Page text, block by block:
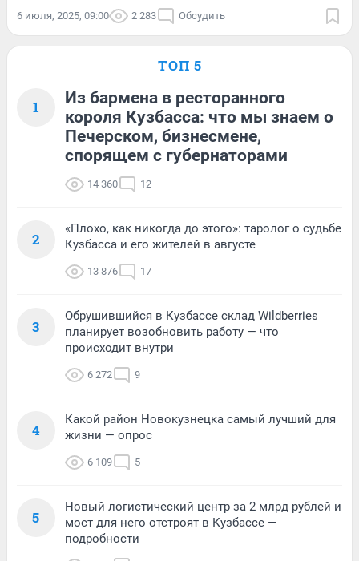
6 июля, 2025, 09:00 2 283 Обсудить
ТОП 5
1
Из бармена в ресторанного
короля Кузбасса: что мы знаем о
Печерском, бизнесмене,
спорящем с губернаторами
14 360 12
2
«Плохо, как никогда до этого»: таролог о судьбе
Кузбасса и его жителей в августе
13 876 17
3
Обрушившийся в Кузбассе склад Wildberries
планирует возобновить работу — что
происходит внутри
6 272 9
4
Какой район Новокузнецка самый лучший для
жизни — опрос
6 109 5
5
Новый логистический центр за 2 млрд рублей и
мост для него отстроят в Кузбассе —
подробности